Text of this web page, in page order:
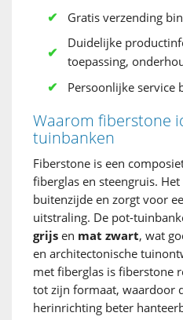
Gratis verzending
Duidelijke
toepassing,
Persoonlijke service
Waarom fiberstone
tuinbanken
Fiberstone is een
fiberglas en steengruis.
buitenzijde en zorgt voor
uitstraling. De pot-
grijs en mat zwart, wat
en architectonische
met fiberglas is fiberstone
tot zijn formaat, waardoor
herinrichting beter